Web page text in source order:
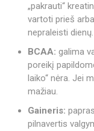
„pakrauti“
vartoti prieš
nepraleisti dienų.
BCAA: galima
poreikį
laiko“ nėra. Jei
mažiau.
Gaineris:
pilnavertis